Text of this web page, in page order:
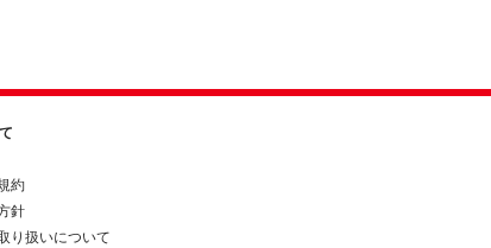
約
針
り扱いについて